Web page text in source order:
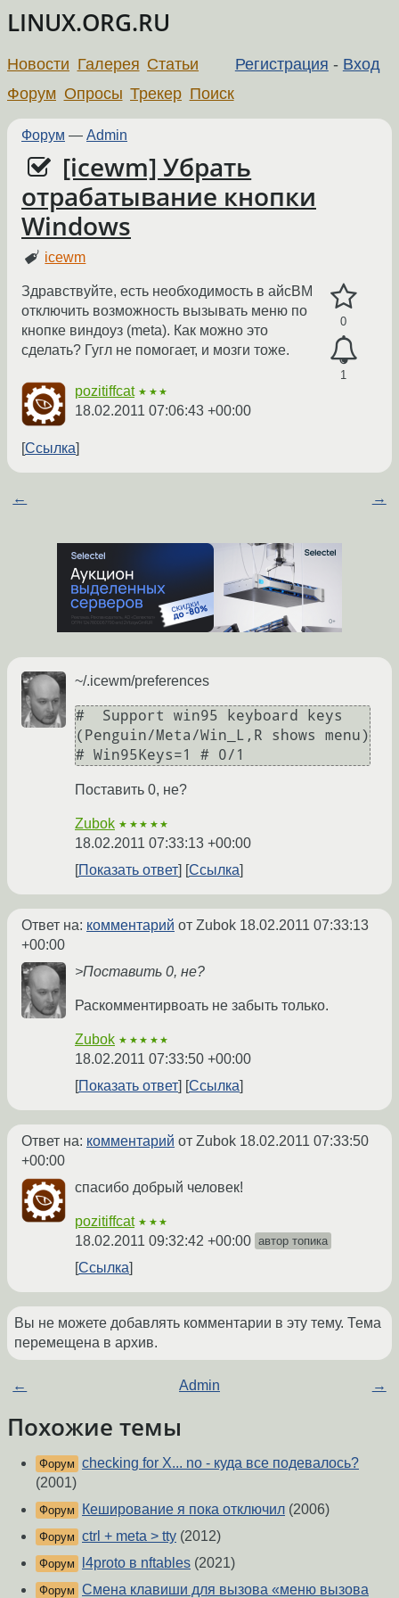
LINUX.ORG.RU
Регистрация - Вход
Новости Галерея Статьи
Форум Опросы Трекер Поиск
Форум — Admin
[icewm] Убрать
отрабатывание кнопки
Windows
icewm
0
1
Здравствуйте, есть необходимость в айсВМ
отключить возможность вызывать меню по
кнопке виндоуз (meta). Как можно это
сделать? Гугл не помогает, и мозги тоже.
pozitiffcat ★★★
18.02.2011 07:06:43 +00:00
Ссылка
← →
~/.icewm/preferences
#  Support win95 keyboard keys
(Penguin/Meta/Win_L,R shows menu)
Поставить 0, не?
Zubok ★★★★★
18.02.2011 07:33:13 +00:00
Показать ответ
Ссылка
Ответ на: комментарий от Zubok 18.02.2011 07:33:13
+00:00
>Поставить 0, не?
Раскомментирвоать не забыть только.
Zubok ★★★★★
18.02.2011 07:33:50 +00:00
Показать ответ
Ссылка
Ответ на: комментарий от Zubok 18.02.2011 07:33:50
+00:00
спасибо добрый человек!
pozitiffcat ★★★
18.02.2011 09:32:42 +00:00 автор топика
Ссылка
Вы не можете добавлять комментарии в эту тему. Тема
перемещена в архив.
← Admin →
Похожие темы
Форум checking for X... no - куда все подевалось?
(2001)
Форум Кеширование я пока отключил (2006)
Форум ctrl + meta > tty (2012)
Форум l4proto в nftables (2021)
Форум Смена клавиши для вызова «меню вызова